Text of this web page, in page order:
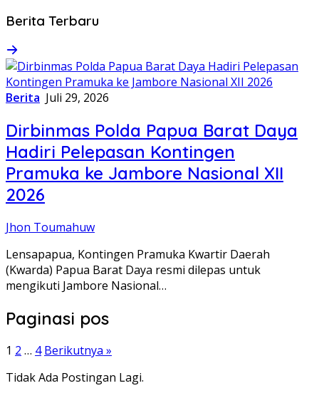
Berita Terbaru
Berita Juli 29, 2026
Dirbinmas Polda Papua Barat Daya
Hadiri Pelepasan Kontingen
Pramuka ke Jambore Nasional XII
2026
Jhon Toumahuw
Lensapapua, Kontingen Pramuka Kwartir Daerah
(Kwarda) Papua Barat Daya resmi dilepas untuk
mengikuti Jambore Nasional…
Paginasi pos
1 2 … 4 Berikutnya »
Tidak Ada Postingan Lagi.